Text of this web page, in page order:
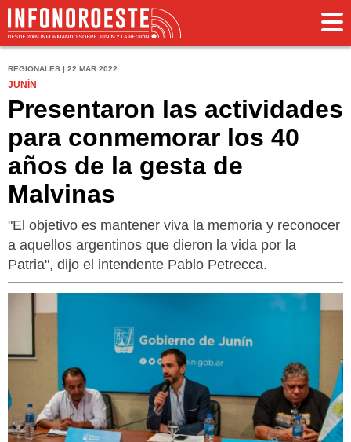
REGIONALES | 22 MAR 2022
JUNÍN
Presentaron las actividades
para conmemorar los 40
años de la gesta de
Malvinas
"El objetivo es mantener viva la memoria y reconocer
a aquellos argentinos que dieron la vida por la
Patria", dijo el intendente Pablo Petrecca.